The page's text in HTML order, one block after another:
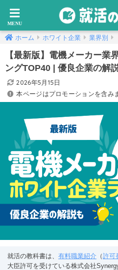
ホーム ホワイト企業 業界別
【最新版】電機メーカー業
ングTOP40 | 優良企業の解
2026年5月15日
本ページはプロモーションを含み
就活の教科書は、 有料職業紹介 （許可
大臣許可を受けている株式会社